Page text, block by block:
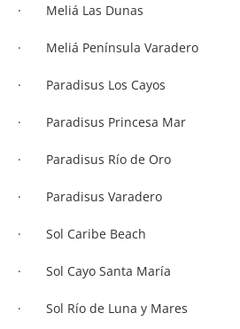
· Meliá Las Dunas
· Meliá Península Varadero
· Paradisus Los Cayos
· Paradisus Princesa Mar
· Paradisus Río de Oro
· Paradisus Varadero
· Sol Caribe Beach
· Sol Cayo Santa María
· Sol Río de Luna y Mares